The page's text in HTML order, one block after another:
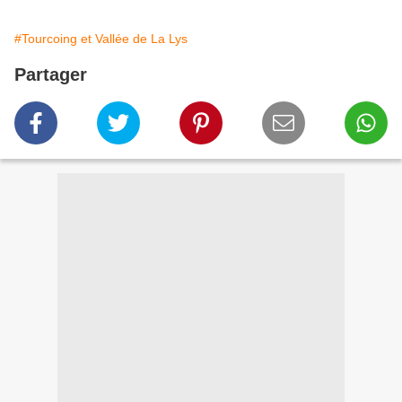
#Tourcoing et Vallée de La Lys
Partager